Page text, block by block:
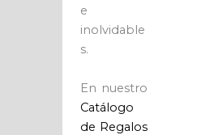
e
inolvidable
s.
En nuestro
Catálogo
de Regalos